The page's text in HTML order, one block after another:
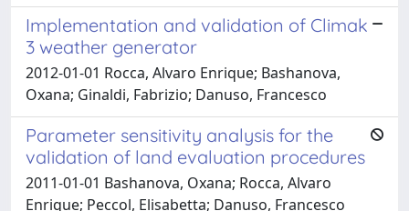
Implementation and validation of Climak
3 weather generator
2012-01-01 Rocca, Alvaro Enrique; Bashanova,
Oxana; Ginaldi, Fabrizio; Danuso, Francesco
Parameter sensitivity analysis for the
validation of land evaluation procedures
2011-01-01 Bashanova, Oxana; Rocca, Alvaro
Enrique; Peccol, Elisabetta; Danuso, Francesco